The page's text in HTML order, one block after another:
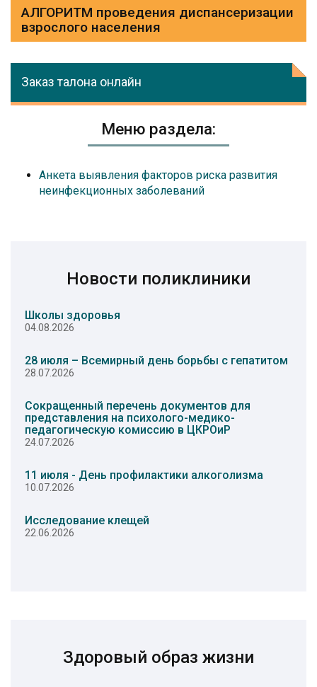
АЛГОРИТМ проведения диспансеризации
взрослого населения
Заказ талона онлайн
Меню раздела:
Анкета выявления факторов риска развития
неинфекционных заболеваний
Новости поликлиники
Школы здоровья
04.08.2026
28 июля – Всемирный день борьбы с гепатитом
28.07.2026
Сокращенный перечень документов для
представления на психолого-медико-
педагогическую комиссию в ЦКРОиР
24.07.2026
11 июля - День профилактики алкоголизма
10.07.2026
Исследование клещей
22.06.2026
Здоровый образ жизни